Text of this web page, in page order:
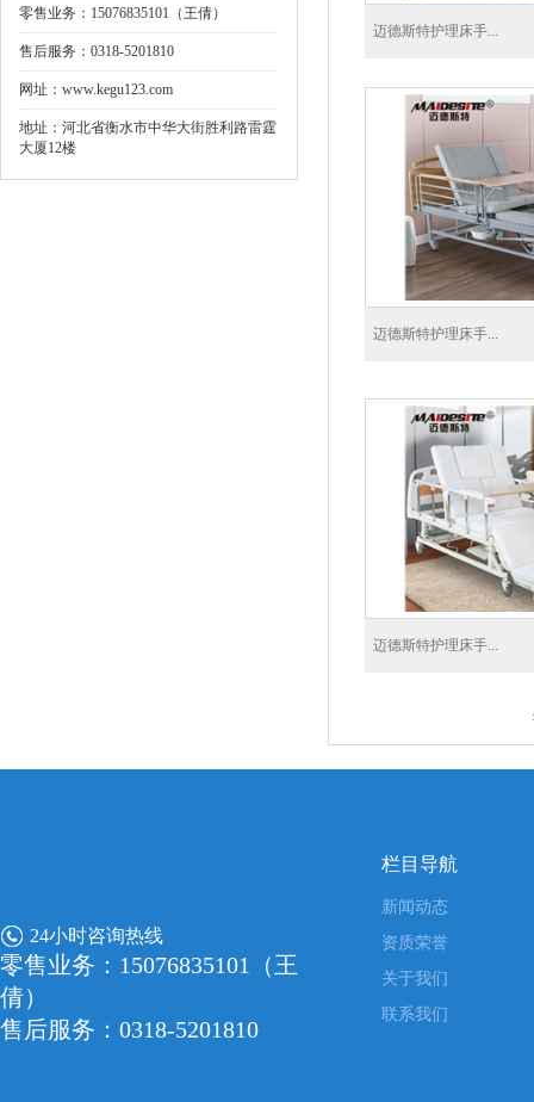
零售业务：15076835101（王倩）
售后服务：0318-5201810
网址：www.kegu123.com
地址：河北省衡水市中华大街胜利路雷霆
大厦12楼
迈德斯特护理床手...
迈德斯特护理床手...
迈德斯特护理床手...
24小时咨询热线
零售业务：15076835101（王
倩）
售后服务：0318-5201810
栏目导航
新闻动态
资质荣誉
关于我们
联系我们